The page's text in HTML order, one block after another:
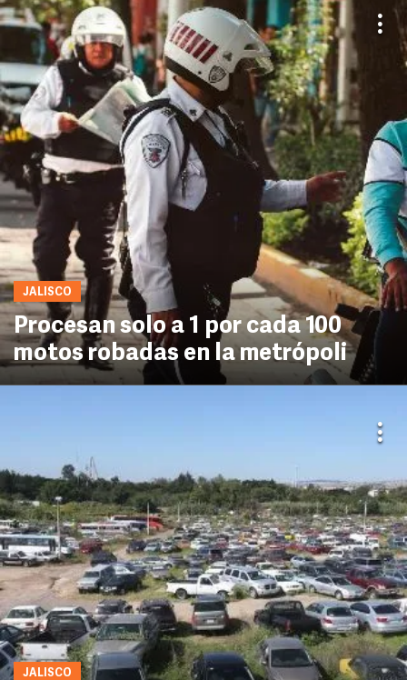
JALISCO
Procesan solo a 1 por cada 100
motos robadas en la metrópoli
JALISCO